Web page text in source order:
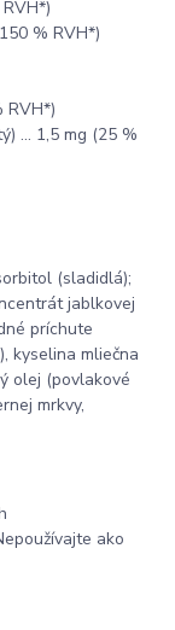
% RVH*)
RVH*)
... 1,5 mg (25 %
(sladidlá);
jablkovej
príchute
kyselina mliečna
olej (povlakové
mrkvy,
ako